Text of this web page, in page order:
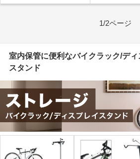
1/2ページ
室内保管に便利なバイクラック/デ
スタンド